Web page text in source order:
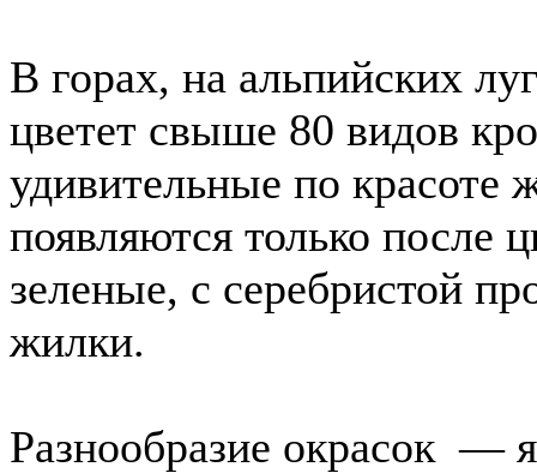
В горах, на альпийских
цветет свыше 80 видов
удивительные по красоте
появляются только после
зеленые, с серебристой
жилки.
Разнообразие окрасок —